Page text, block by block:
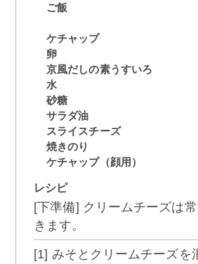
ご飯
ケチャップ
卵
京風だしの素うすいろ
水
砂糖
サラダ油
スライスチーズ
焼きのり
ケチャップ（顔用）
レシピ
[下準備] クリームチーズは
きます。
[1] みそとクリームチーズを